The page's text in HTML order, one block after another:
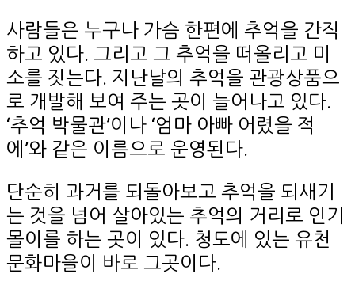
사람들은 누구나 가슴 한편에 추억을 간직
하고 있다. 그리고 그 추억을 떠올리고 미
소를 짓는다. 지난날의 추억을 관광상품으
로 개발해 보여 주는 곳이 늘어나고 있다.
‘추억 박물관’이나 ‘엄마 아빠 어렸을 적
에’와 같은 이름으로 운영된다.
단순히 과거를 되돌아보고 추억을 되새기
는 것을 넘어 살아있는 추억의 거리로 인기
몰이를 하는 곳이 있다. 청도에 있는 유천
문화마을이 바로 그곳이다.